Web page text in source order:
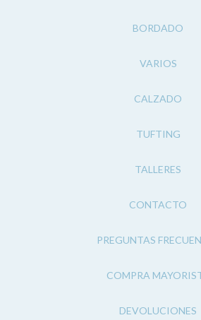
BORDADO
VARIOS
CALZADO
TUFTING
TALLERES
CONTACTO
PREGUNTAS
COMPRA
DEVOLUCIONES